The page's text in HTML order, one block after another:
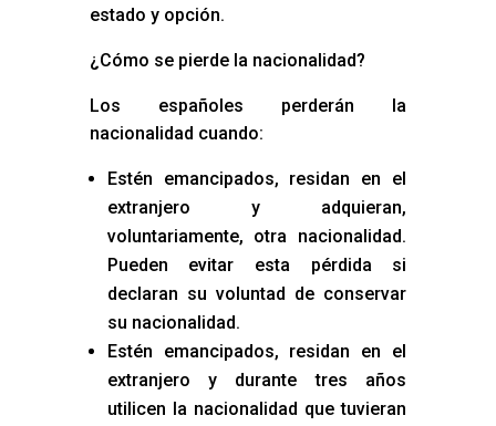
estado y opción.
¿Cómo se pierde la nacionalidad?
Los españoles perderán la
nacionalidad cuando:
Estén emancipados, residan en el
extranjero y adquieran,
voluntariamente, otra nacionalidad.
Pueden evitar esta pérdida si
declaran su voluntad de conservar
su nacionalidad.
Estén emancipados, residan en el
extranjero y durante tres años
utilicen la nacionalidad que tuvieran